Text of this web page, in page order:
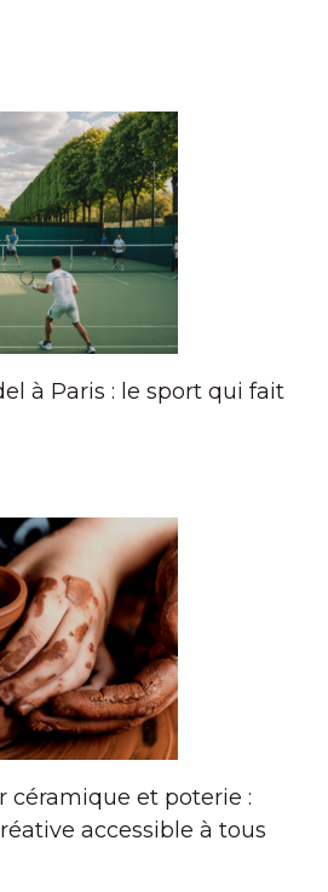
à Paris : le sport qui fait
céramique et poterie :
accessible à tous